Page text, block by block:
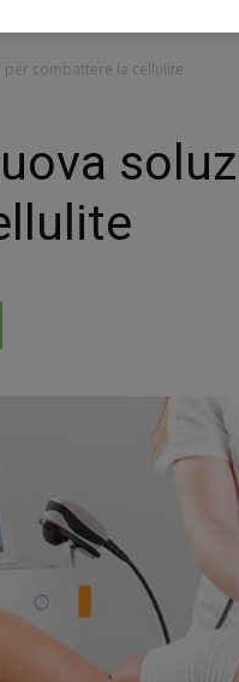
per combattere la cellulite